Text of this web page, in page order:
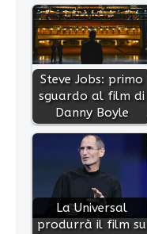
Steve Jobs: primo
sguardo al film di
Danny Boyle
La Universal
produrrà il film su